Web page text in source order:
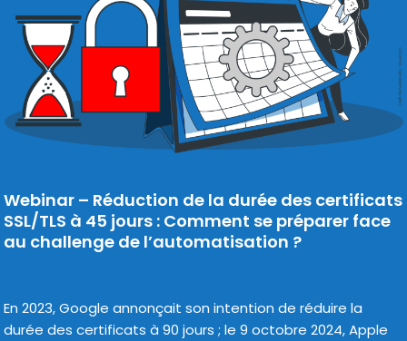
Webinar – Réduction de la durée des certificats
SSL/TLS à 45 jours : Comment se préparer face
au challenge de l’automatisation ?
En 2023, Google annon­çait son inten­tion de réduire la
durée des cer­ti­fi­cats à 90 jours ; le 9 octobre 2024, Apple